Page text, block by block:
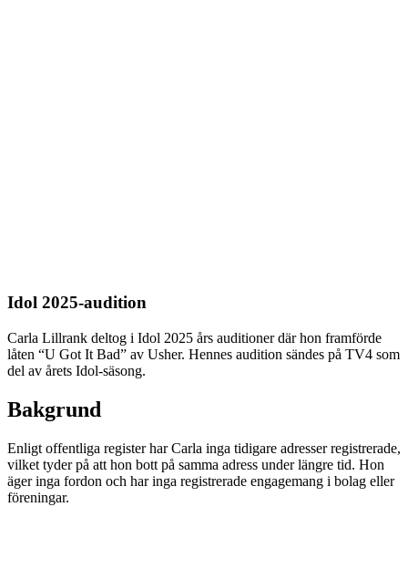
Idol 2025-audition
Carla Lillrank deltog i Idol 2025 års auditioner där hon framförde
låten “U Got It Bad” av Usher. Hennes audition sändes på TV4 som
del av årets Idol-säsong.
Bakgrund
Enligt offentliga register har Carla inga tidigare adresser registrerade,
vilket tyder på att hon bott på samma adress under längre tid. Hon
äger inga fordon och har inga registrerade engagemang i bolag eller
föreningar.